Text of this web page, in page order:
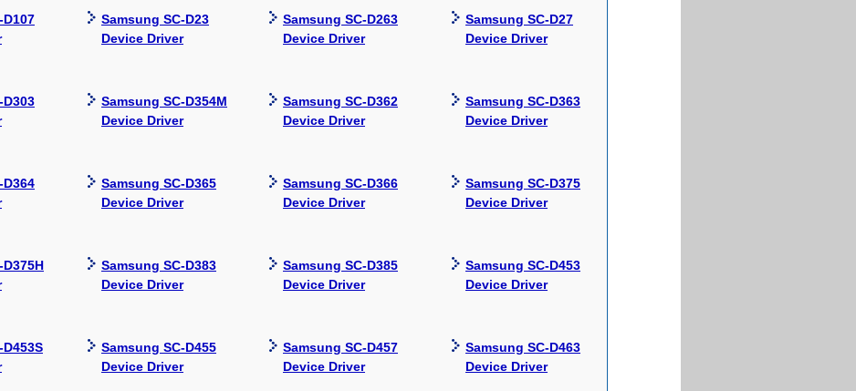
Samsung SC-D23
Device Driver
Samsung SC-D263
Device Driver
Samsung SC-D27
Device Driver
Samsung SC-D354M
Device Driver
Samsung SC-D362
Device Driver
Samsung SC-D363
Device Driver
Samsung SC-D365
Device Driver
Samsung SC-D366
Device Driver
Samsung SC-D375
Device Driver
Samsung SC-D383
Device Driver
Samsung SC-D385
Device Driver
Samsung SC-D453
Device Driver
Samsung SC-D455
Device Driver
Samsung SC-D457
Device Driver
Samsung SC-D463
Device Driver